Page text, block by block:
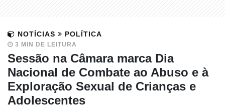
NOTÍCIAS POLÍTICA
3 MIN DE LEITURA
Sessão na Câmara marca Dia
Nacional de Combate ao Abuso e à
Exploração Sexual de Crianças e
Adolescentes